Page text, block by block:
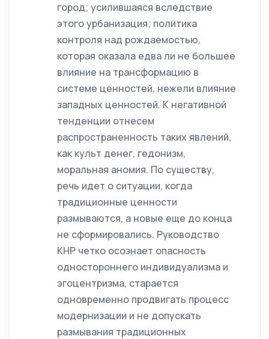
город; усилившаяся вследствие
этого урбанизация; политика
контроля над рождаемостью,
которая оказала едва ли не большее
влияние на трансформацию в
системе ценностей, нежели влияние
западных ценностей. К негативной
тенденции отнесем
распространенность таких явлений,
как культ денег, гедонизм,
моральная аномия. По существу,
речь идет о ситуации, когда
традиционные ценности
размываются, а новые еще до конца
не сформировались. Руководство
КНР четко осознает опасность
одностороннего индивидуализма и
эгоцентризма, старается
одновременно продвигать процесс
модернизации и не допускать
размывания традиционных